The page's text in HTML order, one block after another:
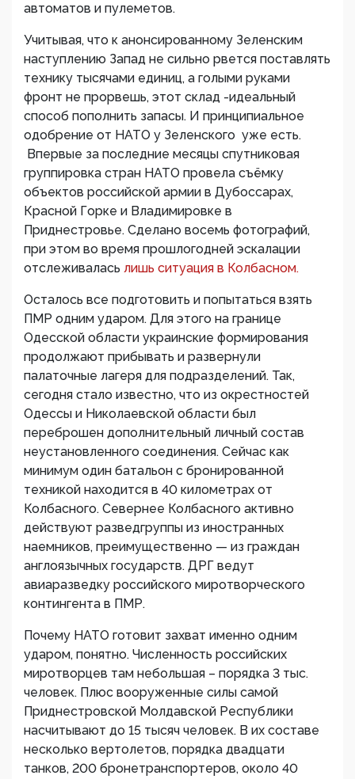
автоматов и пулеметов.
Учитывая, что к анонсированному Зеленским
наступлению Запад не сильно рвется поставлять
технику тысячами единиц, а голыми руками
фронт не прорвешь, этот склад -идеальный
способ пополнить запасы. И принципиальное
одобрение от НАТО у Зеленского уже есть.
Впервые за последние месяцы спутниковая
группировка стран НАТО провела съёмку
объектов российской армии в Дубоссарах,
Красной Горке и Владимировке в
Приднестровье. Сделано восемь фотографий,
при этом во время прошлогодней эскалации
отслеживалась лишь ситуация в Колбасном.
Осталось все подготовить и попытаться взять
ПМР одним ударом. Для этого на границе
Одесской области украинские формирования
продолжают прибывать и развернули
палаточные лагеря для подразделений. Так,
сегодня стало известно, что из окрестностей
Одессы и Николаевской области был
переброшен дополнительный личный состав
неустановленного соединения. Сейчас как
минимум один батальон с бронированной
техникой находится в 40 километрах от
Колбасного. Севернее Колбасного активно
действуют разведгруппы из иностранных
наемников, преимущественно — из граждан
англоязычных государств. ДРГ ведут
авиаразведку российского миротворческого
контингента в ПМР.
Почему НАТО готовит захват именно одним
ударом, понятно. Численность российских
миротворцев там небольшая – порядка 3 тыс.
человек. Плюс вооруженные силы самой
Приднестровской Молдавской Республики
насчитывают до 15 тысяч человек. В их составе
несколько вертолетов, порядка двадцати
танков, 200 бронетранспортеров, около 40